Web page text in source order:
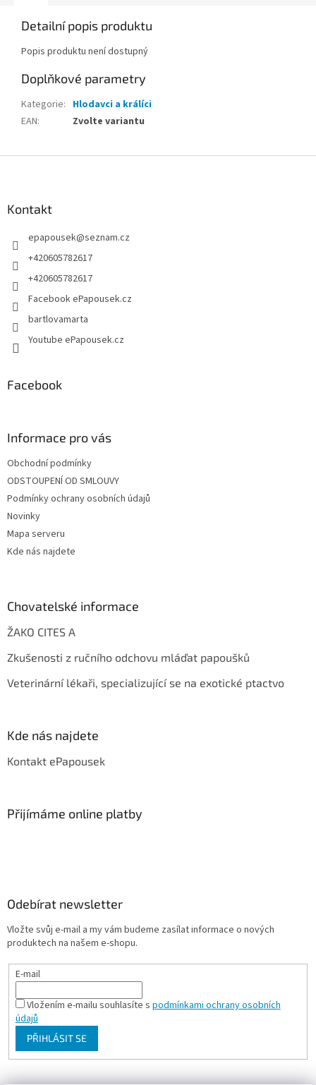
Detailní popis produktu
Popis produktu není dostupný
Doplňkové parametry
Kategorie: Hlodavci a králíci
EAN: Zvolte variantu
Kontakt
epapousek@seznam.cz
+420605782617
+420605782617
Facebook ePapousek.cz
bartlovamarta
Youtube ePapousek.cz
Facebook
Informace pro vás
Obchodní podmínky
ODSTOUPENÍ OD SMLOUVY
Podmínky ochrany osobních údajů
Novinky
Mapa serveru
Kde nás najdete
Chovatelské informace
ŽAKO CITES A
Zkušenosti z ručního odchovu mláďat papoušků
Veterinární lékaři, specializující se na exotické ptactvo
Kde nás najdete
Kontakt ePapousek
Přijímáme online platby
Odebírat newsletter
Vložte svůj e-mail a my vám budeme zasílat informace o nových
produktech na našem e-shopu.
E-mail
Vložením e-mailu souhlasíte s podmínkami ochrany osobních
údajů
PŘIHLÁSIT SE